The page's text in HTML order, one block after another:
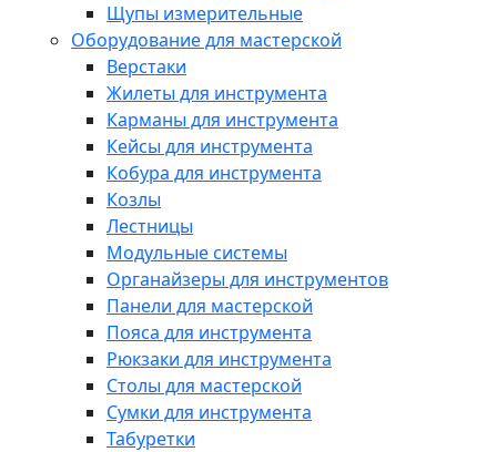
Щупы измерительные
Оборудование для мастерской
Верстаки
Жилеты для инструмента
Карманы для инструмента
Кейсы для инструмента
Кобура для инструмента
Козлы
Лестницы
Модульные системы
Органайзеры для инструментов
Панели для мастерской
Пояса для инструмента
Рюкзаки для инструмента
Столы для мастерской
Сумки для инструмента
Табуретки